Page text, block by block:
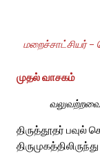
மறைச்சாட்சியர்
முதல் வாசகம்
திருத்தூதர் பவுல்